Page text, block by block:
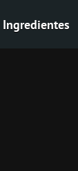
Ingredientes